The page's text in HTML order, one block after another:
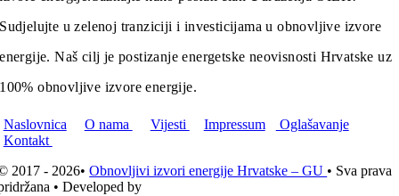
Sudjelujte u zelenoj tranziciji i investicijama u obnovljive izvore
energije. Naš cilj je postizanje energetske neovisnosti Hrvatske uz
100% obnovljive izvore energije.
Naslovnica O nama Vijesti Impressum
Oglašavanje
Kontakt
2017 - 2026•Obnovljivi izvori energije Hrvatske – GU • Sva prava
• Developed by